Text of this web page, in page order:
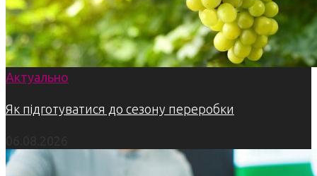
Актуально
Як підготуватися до сезону переробки